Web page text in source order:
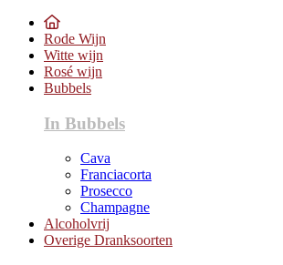
Rode Wijn
Witte wijn
Rosé wijn
Bubbels
In Bubbels
Cava
Franciacorta
Prosecco
Champagne
Alcoholvrij
Overige Dranksoorten